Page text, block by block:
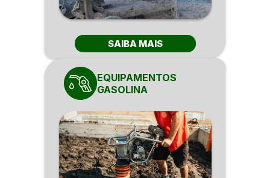
SAIBA MAIS
EQUIPAMENTOS
GASOLINA